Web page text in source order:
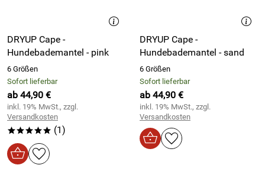
DRYUP Cape -
Hundebademantel - pink
6 Größen
Sofort lieferbar
ab 44,90 €
inkl. 19% MwSt., zzgl.
Versandkosten
***** (1)
DRYUP Cape -
Hundebademantel - sand
6 Größen
Sofort lieferbar
ab 44,90 €
inkl. 19% MwSt., zzgl.
Versandkosten